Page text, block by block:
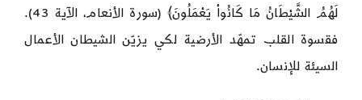
لَهُمُ الشَّيْطَانُ مَا كَانُواْ يَعْمَلُونَ﴾ (سورة الأنعام، الآية 43).
فقسوة القلب تمهّد الأرضية لكي يزيّن الشيطان الأعمال
السيئة للإنسان.